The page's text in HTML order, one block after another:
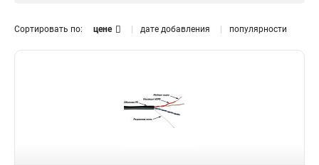
8 4
4 21
черный
Сортировать по: цене дате добавления популярности